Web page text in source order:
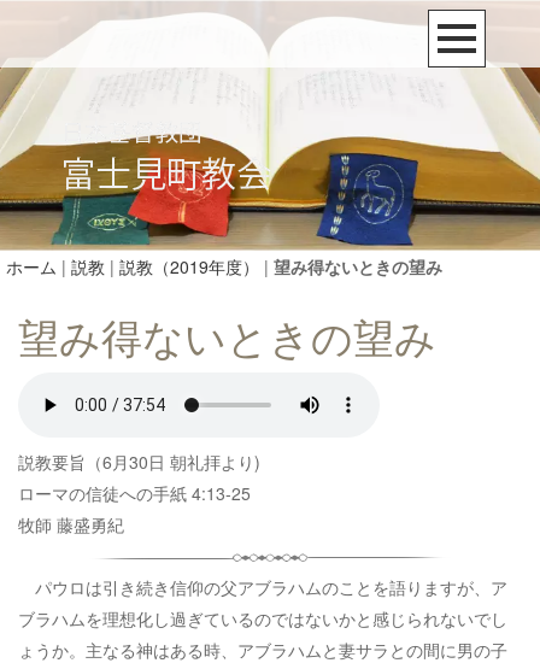
ホーム | 説教 | 説教（2019年度） | 望み得ないときの望み
望み得ないときの望み
説教要旨（6月30日 朝礼拝より)
ローマの信徒への手紙 4:13-25
牧師 藤盛勇紀
パウロは引き続き信仰の父アブラハムのことを語りますが、ア
ブラハムを理想化し過ぎているのではないかと感じられないでし
ょうか。主なる神はある時、アブラハムと妻サラとの間に男の子